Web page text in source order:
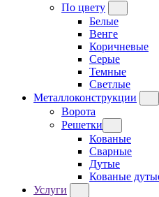
По цвету
Белые
Венге
Коричневые
Серые
Темные
Светлые
Металлоконструкции
Ворота
Решетки
Кованые
Сварные
Дутые
Кованые
Услуги